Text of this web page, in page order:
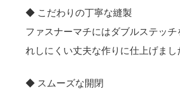
◆ こだわりの丁寧な縫製
ファスナーマチにはダブルステッ
れしにくい丈夫な作りに仕上げまし
◆ スムーズな開閉